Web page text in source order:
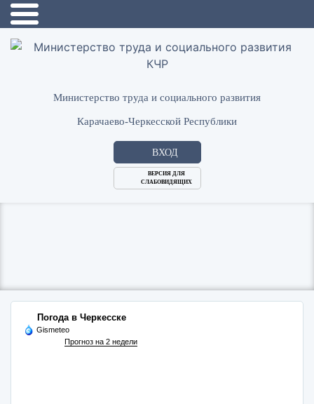
Министерство труда и социального развития
Карачаево-Черкесской Республики
ВХОД
ВЕРСИЯ ДЛЯ
СЛАБОВИДЯЩИХ
Погода в Черкесске
Gismeteo
Прогноз на 2 недели